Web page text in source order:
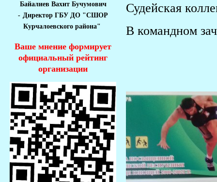
Байалиев Вахит Бучумович
- Директор ГБУ ДО "СШОР
Курчалоевского района"
Ваше мнение формирует
официальный рейтинг
организации
Судейская
В командном